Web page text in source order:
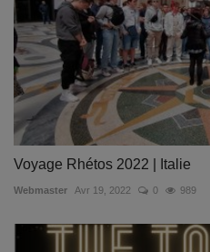
Voyage Rhétos 2022 | Italie
Webmaster Avr 19, 2022 0 989